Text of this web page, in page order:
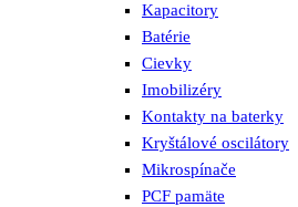
Kapacitory
Batérie
Cievky
Imobilizéry
Kontakty na baterky
Kryštálové oscilátory
Mikrospínače
PCF pamäte